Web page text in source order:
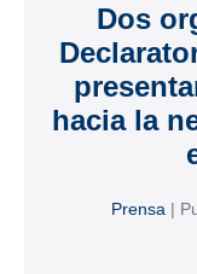
Dos
hacia la
Prensa |